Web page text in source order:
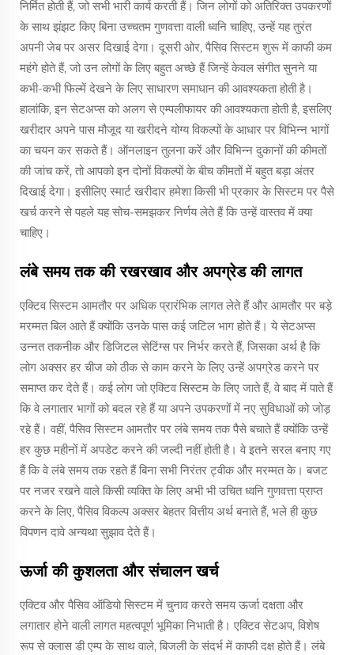
निर्मित होती हैं, जो सभी भारी कार्य करती हैं। जिन लोगों को अतिरिक्त उपकरणों
के साथ झंझट किए बिना उच्चतम गुणवत्ता वाली ध्वनि चाहिए, उन्हें यह तुरंत
अपनी जेब पर असर दिखाई देगा। दूसरी ओर, पैसिव सिस्टम शुरू में काफी कम
महंगे होते हैं, जो उन लोगों के लिए बहुत अच्छे हैं जिन्हें केवल संगीत सुनने या
कभी-कभी फिल्में देखने के लिए साधारण समाधान की आवश्यकता होती है।
हालांकि, इन सेटअप्स को अलग से एम्पलीफायर की आवश्यकता होती है, इसलिए
खरीदार अपने पास मौजूद या खरीदने योग्य विकल्पों के आधार पर विभिन्न भागों
का चयन कर सकते हैं। ऑनलाइन तुलना करें और विभिन्न दुकानों की कीमतों
की जांच करें, तो आपको इन दोनों विकल्पों के बीच कीमतों में बहुत बड़ा अंतर
दिखाई देगा। इसीलिए स्मार्ट खरीदार हमेशा किसी भी प्रकार के सिस्टम पर पैसे
खर्च करने से पहले यह सोच-समझकर निर्णय लेते हैं कि उन्हें वास्तव में क्या
चाहिए।
लंबे समय तक की रखरखाव और अपग्रेड की लागत
एक्टिव सिस्टम आमतौर पर अधिक प्रारंभिक लागत लेते हैं और आमतौर पर बड़े
मरम्मत बिल आते हैं क्योंकि उनके पास कई जटिल भाग होते हैं। ये सेटअप्स
उन्नत तकनीक और डिजिटल सेटिंग्स पर निर्भर करते हैं, जिसका अर्थ है कि
लोग अक्सर हर चीज को ठीक से काम करने के लिए उन्हें अपग्रेड करने पर
समाप्त कर देते हैं। कई लोग जो एक्टिव सिस्टम के लिए जाते हैं, वे बाद में पाते हैं
कि वे लगातार भागों को बदल रहे हैं या अपने उपकरणों में नए सुविधाओं को जोड़
रहे हैं। वहीं, पैसिव सिस्टम आमतौर पर लंबे समय तक पैसे बचाते हैं क्योंकि उन्हें
हर कुछ महीनों में अपडेट करने की जल्दी नहीं होती है। वे इतने सरल बनाए गए
हैं कि वे लंबे समय तक रहते हैं बिना सभी निरंतर ट्वीक और मरम्मत के। बजट
पर नजर रखने वाले किसी व्यक्ति के लिए अभी भी उचित ध्वनि गुणवत्ता प्राप्त
करने के लिए, पैसिव विकल्प अक्सर बेहतर वित्तीय अर्थ बनाते हैं, भले ही कुछ
विपणन दावे अन्यथा सुझाव देते हैं।
ऊर्जा की कुशलता और संचालन खर्च
एक्टिव और पैसिव ऑडियो सिस्टम में चुनाव करते समय ऊर्जा दक्षता और
लगातार होने वाली लागत महत्वपूर्ण भूमिका निभाती है। एक्टिव सेटअप, विशेष
रूप से क्लास डी एम्प के साथ वाले, बिजली के संदर्भ में काफी दक्ष होते हैं। लंबे